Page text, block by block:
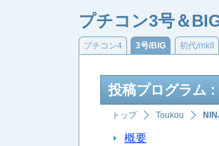
プチコン3号＆
プチコン4 3号/BIG 初代/mkII
投稿プログラム
トップ Toukou
概要